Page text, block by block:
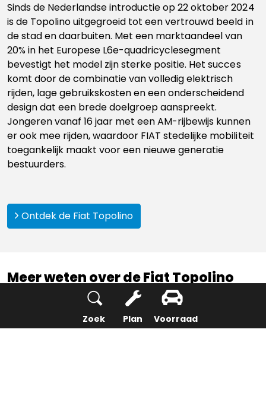
Zoek Plan Voorraad
Sinds de Nederlandse introductie op 22 oktober 2024
is de Topolino uitgegroeid tot een vertrouwd beeld in
de stad en daarbuiten. Met een marktaandeel van
20% in het Europese L6e-quadricyclesegment
bevestigt het model zijn sterke positie. Het succes
komt door de combinatie van volledig elektrisch
rijden, lage gebruikskosten en een onderscheidend
design dat een brede doelgroep aanspreekt.
Jongeren vanaf 16 jaar met een AM-rijbewijs kunnen
er ook mee rijden, waardoor FIAT stedelijke mobiliteit
toegankelijk maakt voor een nieuwe generatie
bestuurders.
Ontdek de Fiat Topolino
Meer weten over de Fiat Topolino
De introductie van de
Fiat Topolino Corallo
onderstreept hoe FIAT compacte, volledig